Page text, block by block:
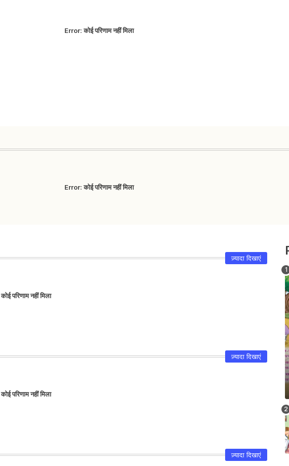
Error:कोई परिणाम नहीं मिला
Error:कोई परिणाम नहीं मिला
ज़्यादा दिखाएं
कोई परिणाम नहीं मिला
ज़्यादा दिखाएं
कोई परिणाम नहीं मिला
ज़्यादा दिखाएं